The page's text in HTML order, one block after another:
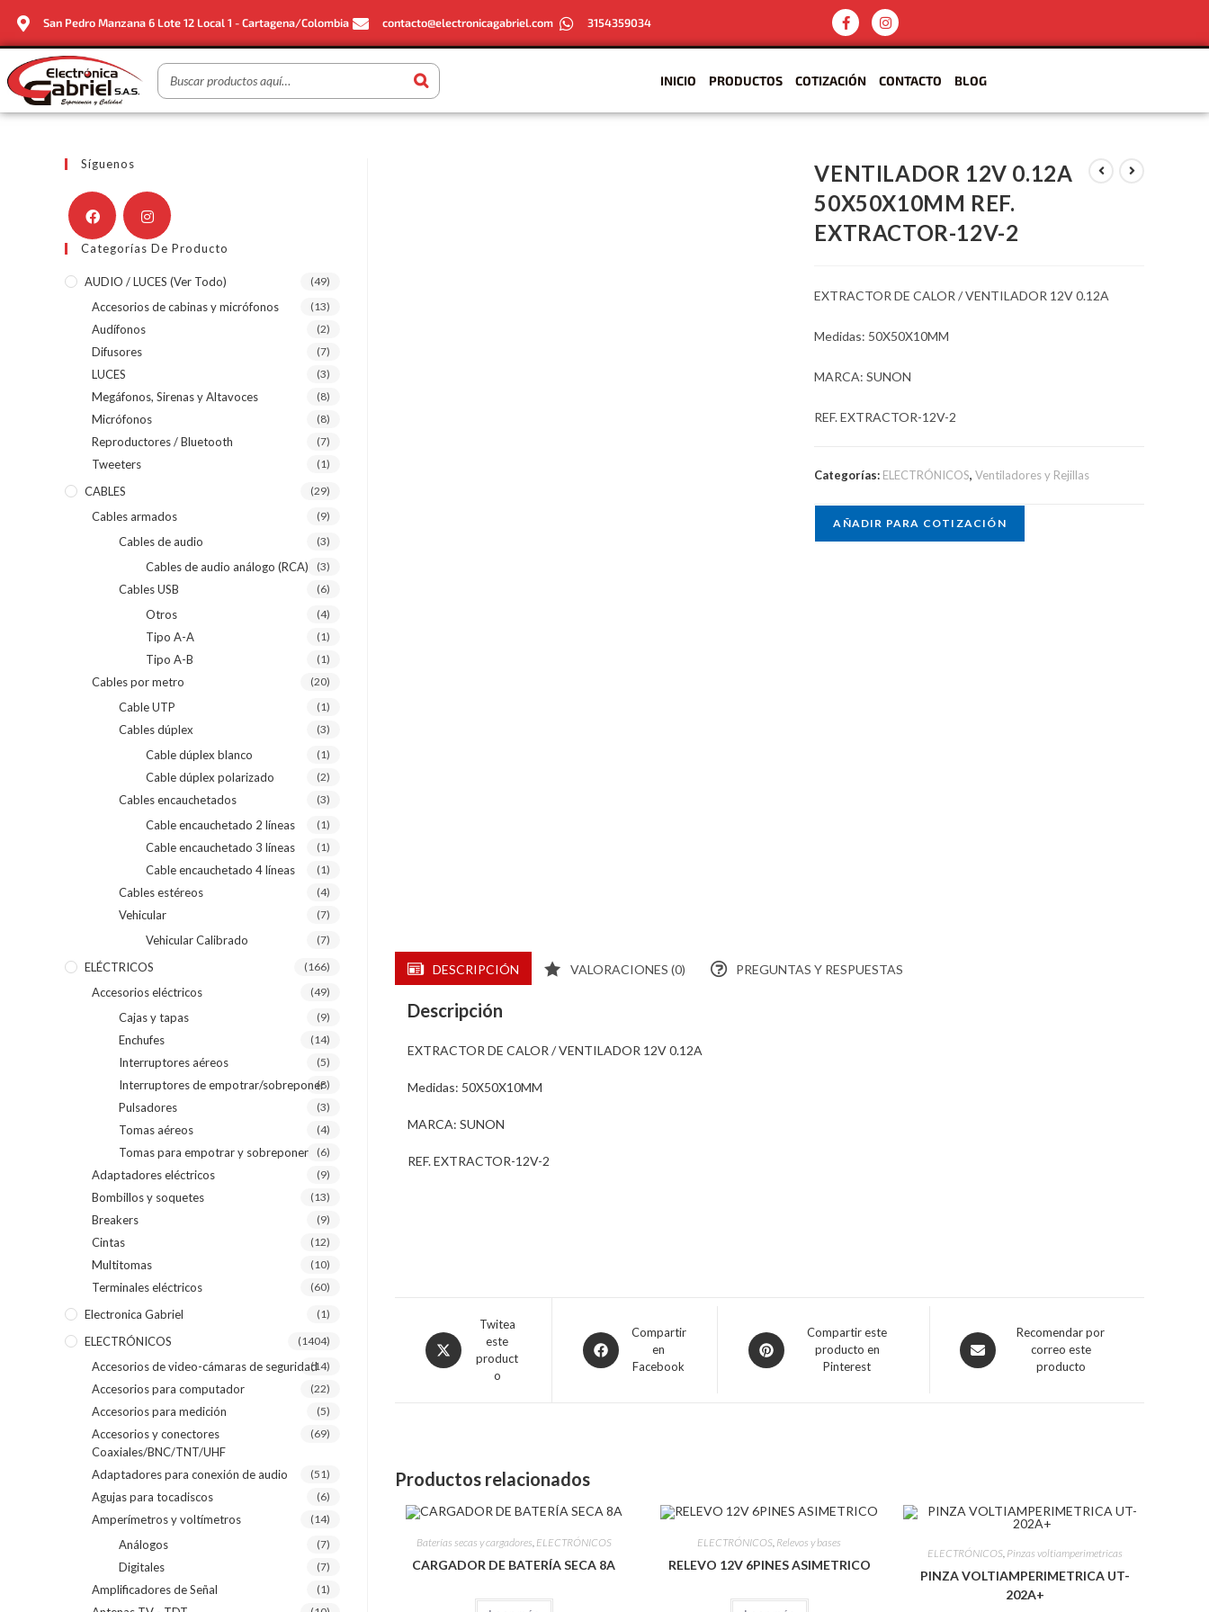
San Pedro Manzana 6 Lote 12 Local 1 - Cartagena/Colombia contacto@electronicagabriel.com 3154359034
INICIO PRODUCTOS COTIZACIÓN CONTACTO BLOG
VENTILADOR 12V 0.12A
50X50X10MM REF.
EXTRACTOR-12V-2
EXTRACTOR DE CALOR / VENTILADOR 12V 0.12A
Medidas: 50X50X10MM
MARCA: SUNON
REF. EXTRACTOR-12V-2
Categorías: ELECTRÓNICOS,Ventiladores y Rejillas
AÑADIR PARA COTIZACIÓN
DESCRIPCIÓN VALORACIONES (0) PREGUNTAS Y RESPUESTAS
Descripción
EXTRACTOR DE CALOR / VENTILADOR 12V 0.12A
Medidas: 50X50X10MM
MARCA: SUNON
REF. EXTRACTOR-12V-2
Twitea
este
product
o
Compartir
en
Facebook
Compartir este
producto en
Pinterest
Recomendar por
correo este
producto
Productos relacionados
Baterías secas y cargadores, ELECTRÓNICOS
CARGADOR DE BATERÍA SECA 8A
ELECTRÓNICOS, Relevos y bases
RELEVO 12V 6PINES ASIMETRICO
ELECTRÓNICOS Pinzas voltiamperimetricas
PINZA VOLTIAMPERIMETRICA UT-
202A+
Síguenos
Categorías De Producto
AUDIO / LUCES (ver Todo) (49)
Accesorios de cabinas y micrófonos (13)
Audífonos (2)
Difusores (7)
LUCES (3)
Megáfonos, Sirenas y Altavoces (8)
Micrófonos (8)
Reproductores / Bluetooth (7)
Tweeters (1)
CABLES (29)
Cables armados (9)
Cables de audio (3)
Cables de audio análogo (RCA) (3)
Cables USB (6)
Otros (4)
Tipo A-A (1)
Tipo A-B (1)
Cables por metro (20)
Cable UTP (1)
Cables dúplex (3)
Cable dúplex blanco (1)
Cable dúplex polarizado (2)
Cables encauchetados (3)
Cable encauchetado 2 líneas (1)
Cable encauchetado 3 líneas (1)
Cable encauchetado 4 líneas (1)
Cables estéreos (4)
Vehicular (7)
Vehicular Calibrado (7)
ELÉCTRICOS (166)
Accesorios eléctricos (49)
Cajas y tapas (9)
Enchufes (14)
Interruptores aéreos (5)
Interruptores de empotrar/sobreponer(8)
Pulsadores (3)
Tomas aéreos (4)
Tomas para empotrar y sobreponer (6)
Adaptadores eléctricos (9)
Bombillos y soquetes (13)
Breakers (9)
Cintas (12)
Multitomas (10)
Terminales eléctricos (60)
Electronica Gabriel (1)
ELECTRÓNICOS (1404)
Accesorios de video-cámaras de seguridad(14)
Accesorios para computador (22)
Accesorios para medición (5)
Accesorios y conectores
Coaxiales/BNC/TNT/UHF
(69)
Adaptadores para conexión de audio (51)
Agujas para tocadiscos (6)
Amperímetros y voltímetros (14)
Análogos (7)
Digitales (7)
Amplificadores de Señal (1)